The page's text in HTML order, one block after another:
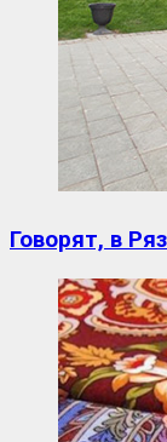
Говорят, в